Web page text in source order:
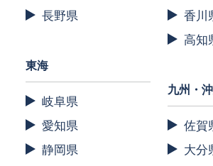
長野県
東海
岐阜県
愛知県
静岡県
香川
高知
九州・
佐賀
大分